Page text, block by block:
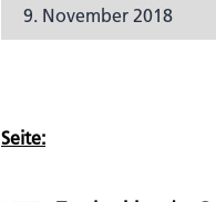
9. November 2018
Seite: